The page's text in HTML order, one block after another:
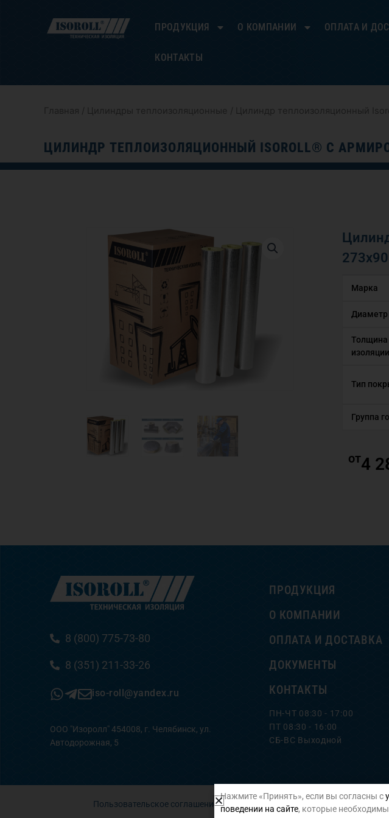
ПРОДУКЦИЯ О КОМПАНИИ ОПЛАТА И
КОНТАКТЫ
Главная / Цилиндры теплоизоляционные / Цилиндр теплоизоляционный
ЦИЛИНДР ТЕПЛОИЗОЛЯЦИОННЫЙ ISOROLL® С
Марка
Диаметр
Толщина
изоляции
Тип
Группа
от4
8 (800) 775-73-80
8 (351) 211-33-26
iso-roll@yandex.ru
ООО "Изоролл" 454008, г. Челябинск, ул.
Автодорожная, 5
ПРОДУКЦИЯ
О КОМПАНИИ
ОПЛАТА И ДОСТАВКА
ДОКУМЕНТЫ
КОНТАКТЫ
ПН-ЧТ 08:30 - 17:00
ПТ 08:30 - 16:00
СБ-ВС Выходной
Пользовательское соглашение Политика
Нажмите «Принять», если вы согласны с
поведении на сайте, которые